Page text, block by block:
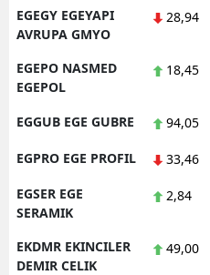
EGEGY EGEYAPI
AVRUPA GMYO
28,94
EGEPO NASMED
EGEPOL
18,45
EGGUB EGE GUBRE 94,05
EGPRO EGE PROFIL 33,46
EGSER EGE
SERAMIK
2,84
EKDMR EKINCILER
DEMIR CELIK
49,00